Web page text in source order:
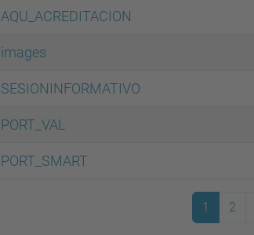
AQU_ACREDITACION
images
SESIONINFORMATIVO
PORT_VAL
PORT_SMART
1 2